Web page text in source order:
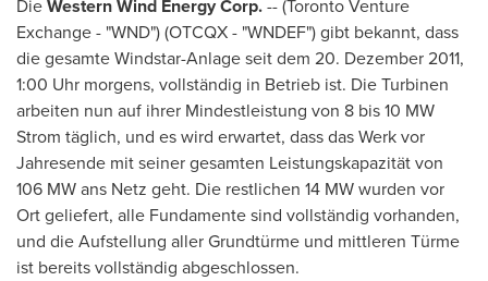
DieWestern Wind Energy Corp.-- (Toronto Venture
Exchange - "WND") (OTCQX - "WNDEF") gibt bekannt, dass
die gesamte Windstar-Anlage seitdem 20. Dezember 2011,
1:00 Uhr morgens, vollständig in Betrieb ist. Die Turbinen
arbeiten nun auf ihrer Mindestleistung von 8 bis 10 MW
Strom täglich, und es wird erwartet, dass das Werk vor
Jahresende mit seiner gesamten Leistungskapazität von
106 MW ans Netz geht. Die restlichen 14 MW wurden vor
Ort geliefert, alle Fundamente sind vollständig vorhanden,
und die Aufstellung aller Grundtürme und mittleren Türme
ist bereits vollständig abgeschlossen.